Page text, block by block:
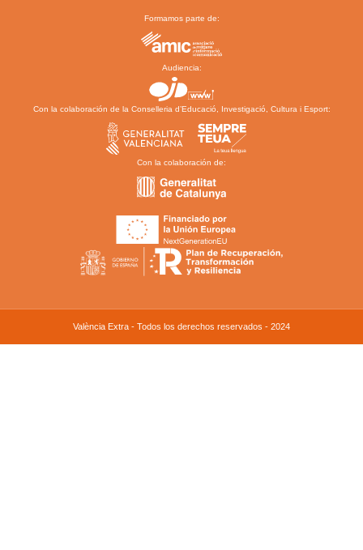
Formamos parte de:
Audiencia:
Con la colaboración de la Conselleria d’Educació, Investigació, Cultura i Esport:
Con la colaboración de:
València Extra - Todos los derechos reservados - 2024